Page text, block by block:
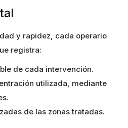
y rapidez, cada operario
registra:
de cada intervención.
utilizada, mediante
de las zonas tratadas.